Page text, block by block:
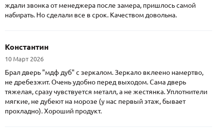
ждали звонка от менеджера после замера, пришлось самой
набирать. Но сделали все в срок. Качеством довольна.
Константин
10 Март 2026
Брал дверь "мдф дуб" с зеркалом. Зеркало вклеено намертво,
не дребезжит. Очень удобно перед выходом. Сама дверь
тяжелая, сразу чувствуется металл, а не жестянка. Уплотнители
мягкие, не дубеют на морозе (у нас первый этаж, бывает
прохладно). Хороший продукт.